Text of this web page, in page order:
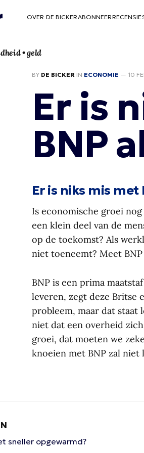
OVER DE BICKERABONNEER
• geld
BY DE BICKER IN ECONOMIE — 10
Er is
BNP
Er is niks mis
Is economische groei
een klein deel van de
op de toekomst? Als
niet toeneemt? Meet
BNP is een prima
leveren, zegt deze Britse
probleem, maar dat staat
niet dat een overheid
groei, dat moeten we
knoeien met BNP zal
sneller opgewarmd?